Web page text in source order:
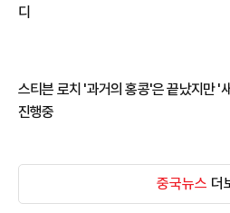
디
스티븐 로치 '과거의 홍콩'은 끝났지만 '
진행중
중국뉴스 더